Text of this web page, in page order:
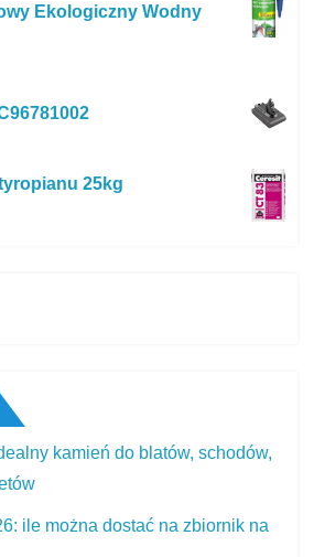
Ekologiczny Wodny
25kg
kamień do blatów, schodów,
ile można dostać na zbiornik na